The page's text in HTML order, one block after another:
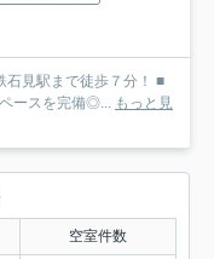
石見駅まで徒歩７分！ ■
ースを完備◎... もっと見
空室件数